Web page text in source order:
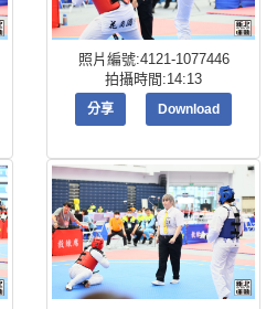
照片編號:4121-1077446
拍攝時間:14:13
分享 Download